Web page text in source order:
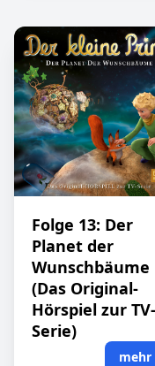
Folge 13: Der
Planet der
Wunschbäume
(Das Original-
Hörspiel zur TV-
Serie)
mehr